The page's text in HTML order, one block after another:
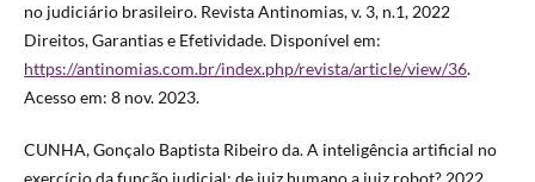
no judiciário brasileiro. Revista Antinomias, v. 3, n.1, 2022
Direitos, Garantias e Efetividade. Disponível em:
https://antinomias.com.br/index.php/revista/article/view/36.
Acesso em: 8 nov. 2023.
CUNHA, Gonçalo Baptista Ribeiro da. A inteligência artificial no
exercício da função judicial: de juiz humano a juiz robot? 2022.